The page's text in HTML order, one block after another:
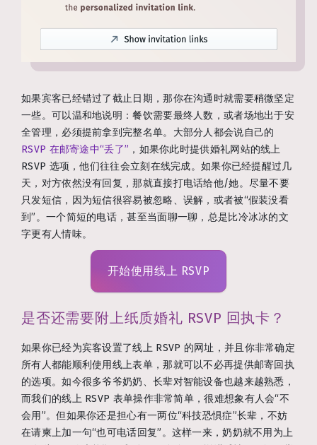
如果宾客已经错过了截止日期，那你在沟通时就需要稍微坚定
一些。可以温和地说明：餐饮需要最终人数，或者场地出于安
全管理，必须提前拿到完整名单。大部分人都会说自己的
RSVP 在邮寄途中“丢了” ，如果你此时提供婚礼网站的线上
RSVP 选项，他们往往会立刻在线完成。如果你已经提醒过几
天，对方依然没有回复，那就直接打电话给他/她。尽量不要
只发短信，因为短信很容易被忽略、误解，或者被“假装没看
到”。一个简短的电话，甚至当面聊一聊，总是比冷冰冰的文
字更有人情味。
开始使用线上 RSVP
是否还需要附上纸质婚礼 RSVP 回执卡？
如果你已经为宾客设置了线上 RSVP 的网址，并且你非常确定
所有人都能顺利使用线上表单，那就可以不必再提供邮寄回执
的选项。如今很多爷爷奶奶、长辈对智能设备也越来越熟悉，
而我们的线上 RSVP 表单操作非常简单，很难想象有人会“不
会用”。但如果你还是担心有一两位“科技恐惧症”长辈，不妨
在请柬上加一句“也可电话回复”。这样一来，奶奶就不用为上